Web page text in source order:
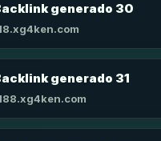
generado 30
generado 31